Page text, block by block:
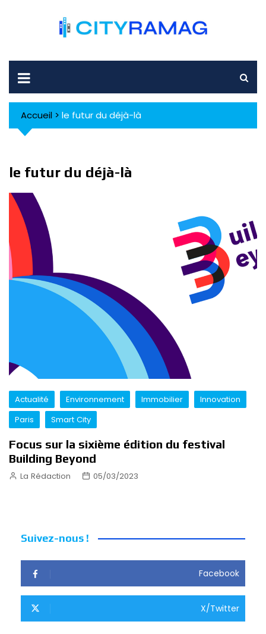
Accueil > le futur du déjà-là
le futur du déjà-là
Actualité Environnement Immobilier
Innovation
Paris
Smart City
Focus sur la sixième édition du festival
Building Beyond
La Rédaction 05/03/2023
Suivez-nous !
Facebook
X/Twitter